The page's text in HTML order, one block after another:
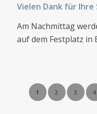
Vielen Dank für Ihre
Am Nachmittag
auf dem Festplatz in
1 2 3 4